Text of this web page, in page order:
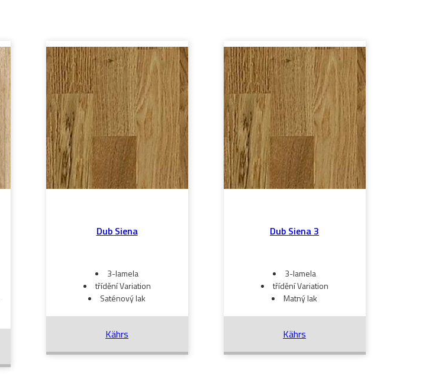
Dub Siena
3-lamela
třídění Variation
Saténový lak
Kährs
Dub Siena 3
3-lamela
třídění Variation
Matný lak
Kährs